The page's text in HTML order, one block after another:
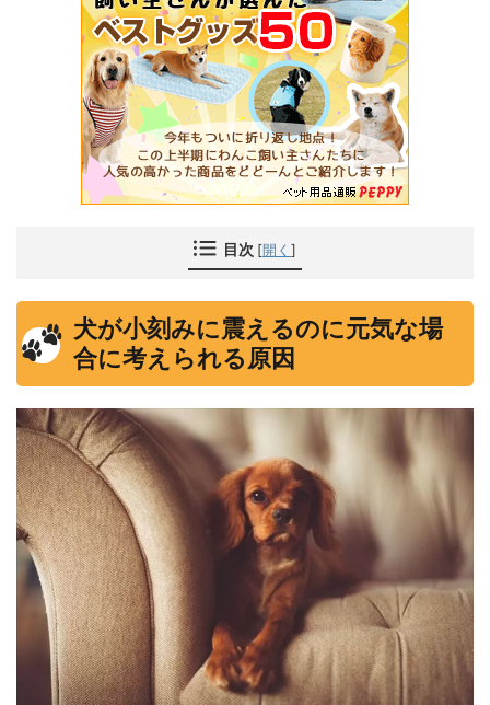
目次 [開く ]
犬が小刻みに震えるのに元気な場
合に考えられる原因